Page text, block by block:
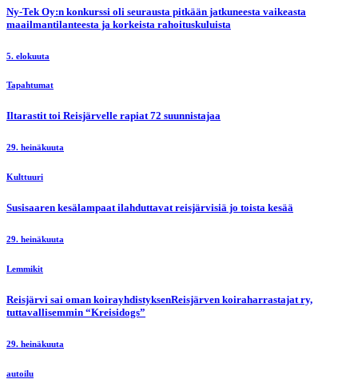
Ny-Tek Oy:n konkurssi oli seurausta pitkään jatkuneesta vaikeasta
maailmantilanteesta ja korkeista rahoituskuluista
5. elokuuta
Tapahtumat
Iltarastit toi Reisjärvelle rapiat 72 suunnistajaa
29. heinäkuuta
Kulttuuri
Susisaaren kesälampaat ilahduttavat reisjärvisiä jo toista kesää
29. heinäkuuta
Lemmikit
Reisjärvi sai oman koirayhdistyksenReisjärven koiraharrastajat ry,
tuttavallisemmin “Kreisidogs”
29. heinäkuuta
autoilu